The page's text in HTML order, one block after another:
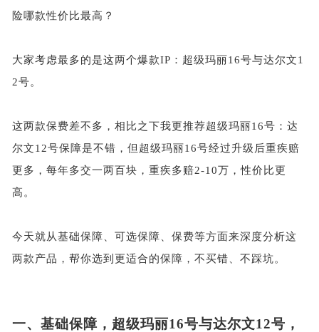
险哪款性价比最高？
大家考虑最多的是这两个爆款IP：超级玛丽16号与达尔文1
2号。
这两款保费差不多，相比之下我更推荐超级玛丽16号：达
尔文12号保障是不错，但超级玛丽16号经过升级后重疾赔
更多，每年多交一两百块，重疾多赔2-10万，性价比更
高。
今天就从基础保障、可选保障、保费等方面来深度分析这
两款产品，帮你选到更适合的保障，不买错、不踩坑。
一、 基础保障，超级玛丽16号与达尔文12号，